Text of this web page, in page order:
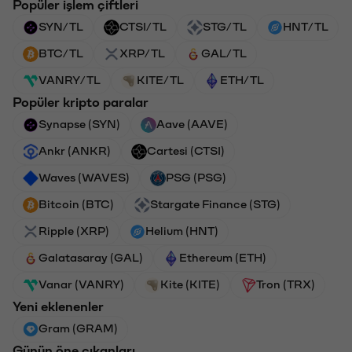
Popüler işlem çiftleri
SYN/TL CTSI/TL STG/TL HNT/TL
BTC/TL XRP/TL GAL/TL
VANRY/TL KITE/TL ETH/TL
Popüler kripto paralar
Synapse (SYN) Aave (AAVE)
Ankr (ANKR) Cartesi (CTSI)
Waves (WAVES) PSG (PSG)
Bitcoin (BTC) Stargate Finance (STG)
Ripple (XRP) Helium (HNT)
Galatasaray (GAL) Ethereum (ETH)
Vanar (VANRY) Kite (KITE) Tron (TRX)
Yeni eklenenler
Gram (GRAM)